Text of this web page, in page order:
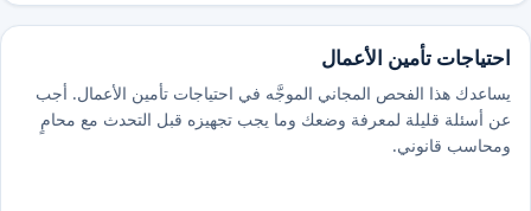
احتياجات تأمين الأعمال
يساعدك هذا الفحص المجاني الموجَّه في احتياجات تأمين الأعمال. أجب
عن أسئلة قليلة لمعرفة وضعك وما يجب تجهيزه قبل التحدث مع محامٍ
ومحاسب قانوني.